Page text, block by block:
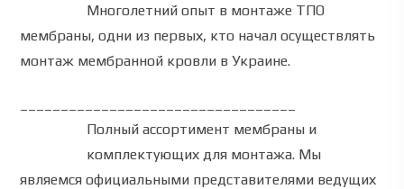
Многолетний опыт в монтаже ТПО
мембраны, одни из первых, кто начал осуществлять
монтаж мембранной кровли в Украине.
Полный ассортимент мембраны и
комплектующих для монтажа. Мы
являемся официальными представителями ведущих